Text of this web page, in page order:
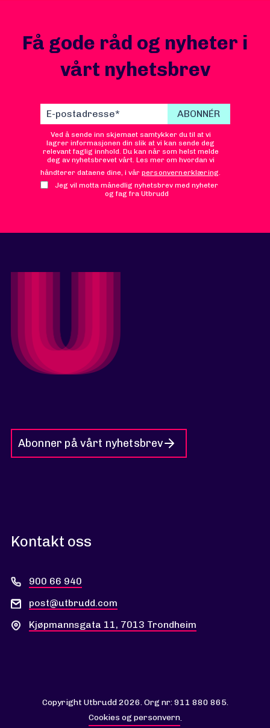
Få gode råd og nyheter i
vårt nyhetsbrev
Ved å sende inn skjemaet samtykker du til at vi
lagrer informasjonen din slik at vi kan sende deg
relevant faglig innhold. Du kan når som helst melde
deg av nyhetsbrevet vårt. Les mer om hvordan vi
håndterer dataene dine, i vår personvernerklæring.
Jeg vil motta månedlig nyhetsbrev med nyheter
og fag fra Utbrudd
Abonner på vårt nyhetsbrev
Kontakt oss
900 66 940
post@utbrudd.com
Kjøpmannsgata 11, 7013 Trondheim
Copyright Utbrudd 2026. Org nr: 911 880 865.
Cookies og personvern.